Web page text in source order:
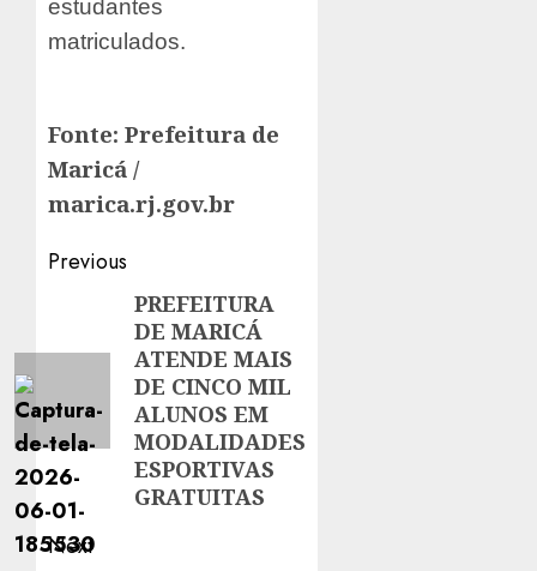
estudantes
matriculados.
Fonte: Prefeitura de
Maricá /
marica.rj.gov.br
Post
navigation
Previous
PREFEITURA
DE MARICÁ
ATENDE MAIS
DE CINCO MIL
ALUNOS EM
MODALIDADES
ESPORTIVAS
GRATUITAS
Next